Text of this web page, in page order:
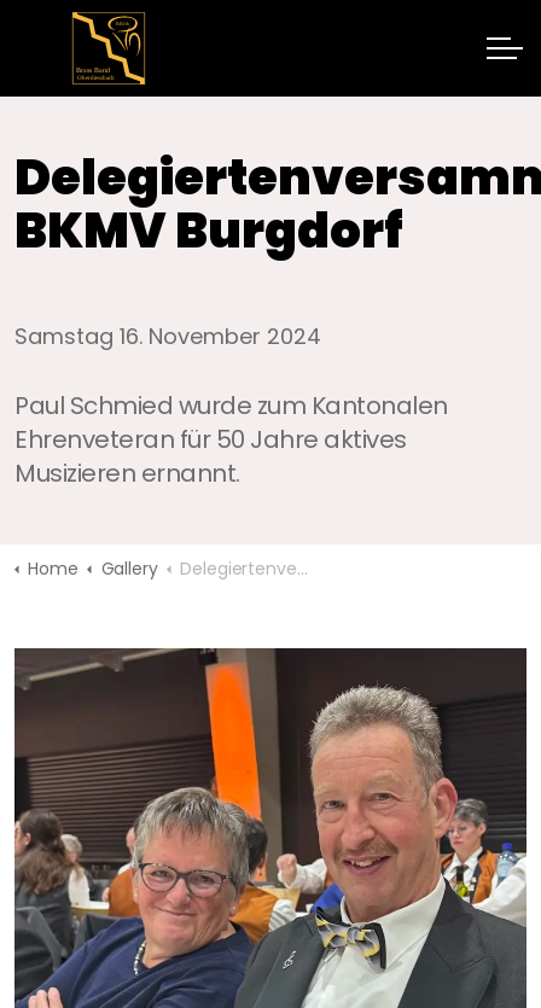
BKMV Burgdorf
Samstag 16. November 2024
Paul Schmied wurde zum Kantonalen
Ehrenveteran für 50 Jahre aktives
Musizieren ernannt.
Home Gallery Delegiertenversammlung BKMV Burgdorf